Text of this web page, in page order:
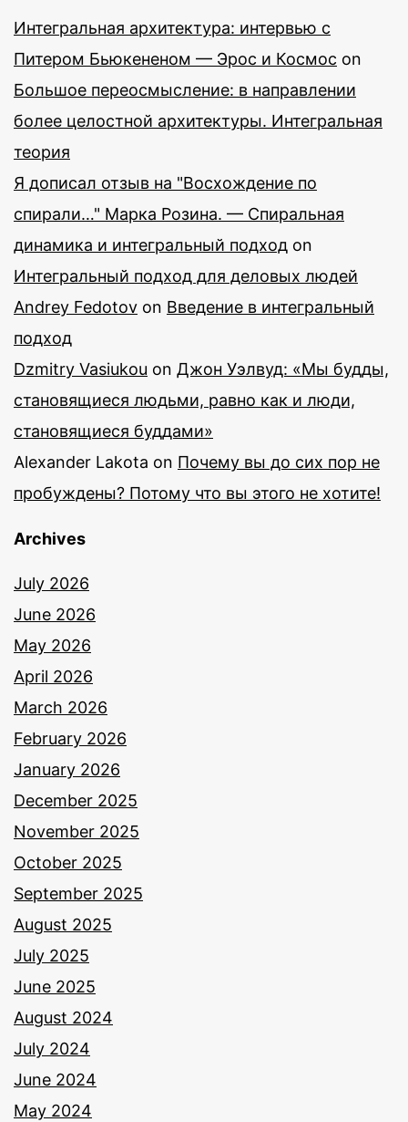
Интегральная архитектура: интервью с
Питером Бьюкененом — Эрос и Космос on
Большое переосмысление: в направлении
более целостной архитектуры. Интегральная
теория
Я дописал отзыв на "Восхождение по
спирали…" Марка Розина. — Спиральная
динамика и интегральный подход on
Интегральный подход для деловых людей
Andrey Fedotov on Введение в интегральный
подход
Dzmitry Vasiukou on Джон Уэлвуд: «Мы будды,
становящиеся людьми, равно как и люди,
становящиеся буддами»
Alexander Lakota on Почему вы до сих пор не
пробуждены? Потому что вы этого не хотите!
Archives
July 2026
June 2026
May 2026
April 2026
March 2026
February 2026
January 2026
December 2025
November 2025
October 2025
September 2025
August 2025
July 2025
June 2025
August 2024
July 2024
June 2024
May 2024